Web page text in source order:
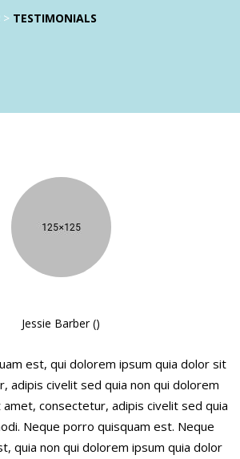
> TESTIMONIALS
Jessie Barber ()
est, qui dolorem ipsum quia dolor sit
adipis civelit sed quia non qui dolorem
consectetur, adipis civelit sed quia
Neque porro quisquam est. Neque
quia non qui dolorem ipsum quia dolor